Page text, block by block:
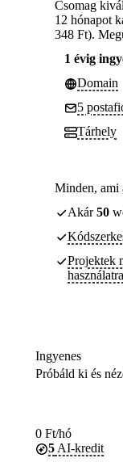
Csomag
12 hónapot
348 Ft).
1 évig
Domain
5
Tárhely
Minden, ami
Akár50
Projektek
használatra
Ingyenes
Próbáld ki és
0 Ft/hó
5 AI-kredit